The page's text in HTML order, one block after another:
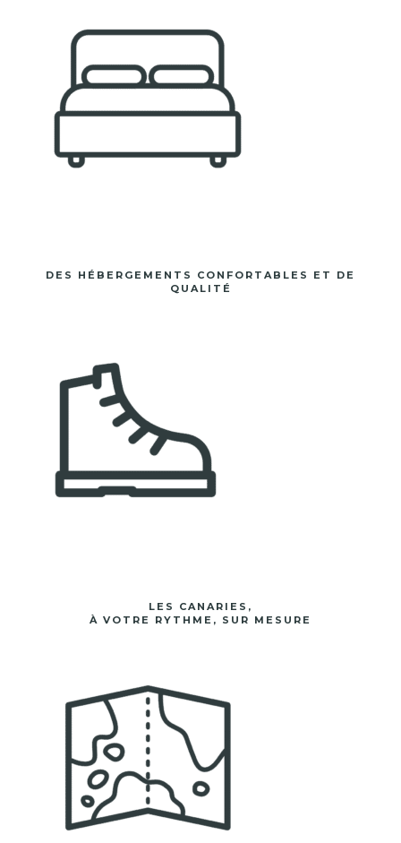
DES HÉBERGEMENTS CONFORTABLES ET DE
QUALITÉ
LES CANARIES,
À VOTRE RYTHME, SUR MESURE